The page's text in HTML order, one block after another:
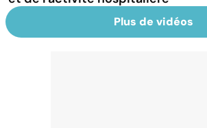
Plus de vidéos